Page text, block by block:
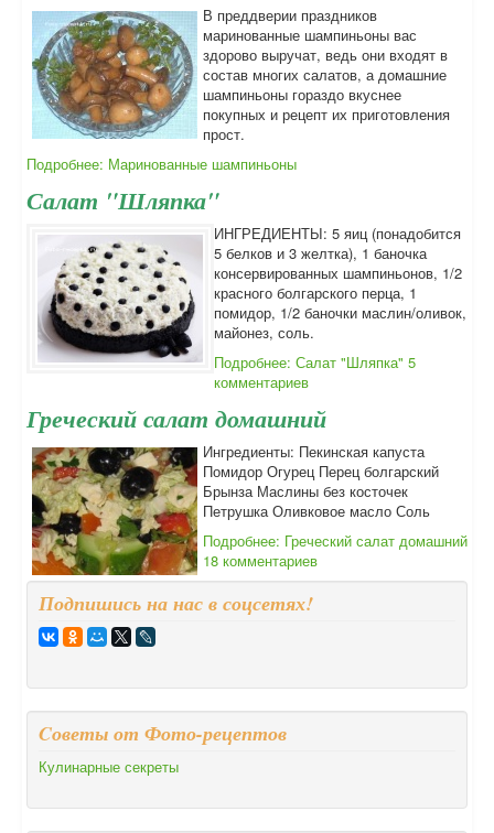
В преддверии праздников
маринованные шампиньоны вас
здорово выручат, ведь они входят в
состав многих салатов, а домашние
шампиньоны гораздо вкуснее
покупных и рецепт их приготовления
прост.
Подробнее: Маринованные шампиньоны
Салат "Шляпка"
ИНГРЕДИЕНТЫ: 5 яиц (понадобится
5 белков и 3 желтка), 1 баночка
консервированных шампиньонов, 1/2
красного болгарского перца, 1
помидор, 1/2 баночки маслин/оливок,
майонез, соль.
Подробнее: Салат "Шляпка" 5
комментариев
Греческий салат домашний
Ингредиенты: Пекинская капуста
Помидор Огурец Перец болгарский
Брынза Маслины без косточек
Петрушка Оливковое масло Соль
Подробнее: Греческий салат домашний
18 комментариев
Подпишись на нас в соцсетях!
Cоветы от Фото-рецептов
Кулинарные секреты